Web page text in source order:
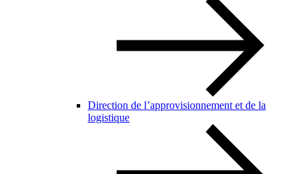
Direction de l’approvisionnement et de la
logistique